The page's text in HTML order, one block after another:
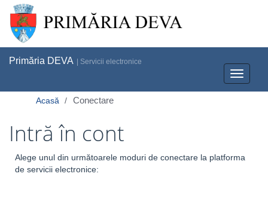
Toggle
Primăria DEVA | Servicii electronice
Acasă Conectare
Intră în cont
Alege unul din următoarele moduri de conectare la platforma
de servicii electronice: